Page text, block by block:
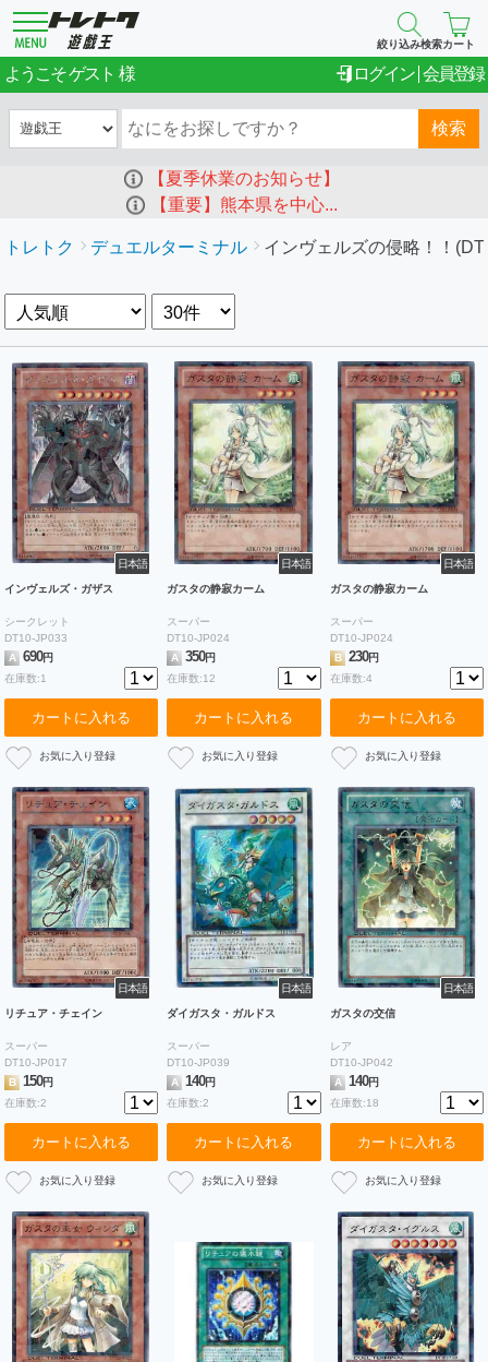
絞り込み検索カート
ようこそゲスト ログイン 会員登録
検索
【夏季休業のお知らせ】
【重要】熊本県を中心...
トレトク デュエルターミナル インヴェルズの侵略！！
日本語
インヴェルズ・ガザス
シークレット
DT10-JP033
A
690円
在庫数:1
カートに入れる
日本語
ガスタの静寂カーム
スーパー
DT10-JP024
A
350円
在庫数:12
カートに入れる
日本語
ガスタの静寂カーム
スーパー
DT10-JP024
B 230円
在庫数:4
カートに入れる
日本語
リチュア・チェイン
スーパー
DT10-JP017
B
150円
在庫数:2
カートに入れる
日本語
ダイガスタ・ガルドス
スーパー
DT10-JP039
A
140円
在庫数:2
カートに入れる
日本語
ガスタの交信
レア
DT10-JP042
A 140円
在庫数:18
カートに入れる